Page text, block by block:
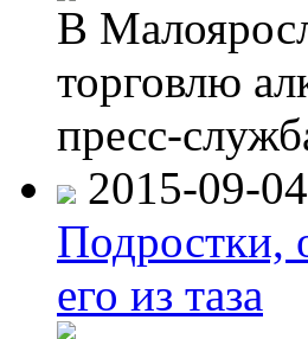
В
торговлю
пресс-
2015-09-
Подростки,
его из таза